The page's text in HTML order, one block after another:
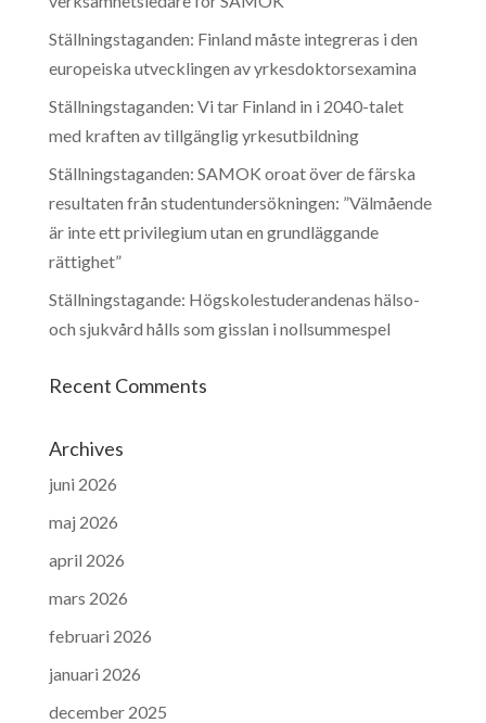
Ställningstaganden: Finland måste integreras i den
europeiska utvecklingen av yrkesdoktorsexamina
Ställningstaganden: Vi tar Finland in i 2040-talet
med kraften av tillgänglig yrkesutbildning
Ställningstaganden: SAMOK oroat över de färska
resultaten från studentundersökningen: ”Välmående
är inte ett privilegium utan en grundläggande
rättighet”
Ställningstagande: Högskolestuderandenas hälso-
och sjukvård hålls som gisslan i nollsummespel
Recent Comments
Archives
juni 2026
maj 2026
april 2026
mars 2026
februari 2026
januari 2026
december 2025